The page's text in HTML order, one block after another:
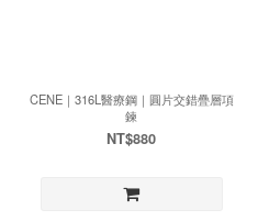
CENE｜316L醫療鋼｜圓片交錯疊層項
鍊
NT$880